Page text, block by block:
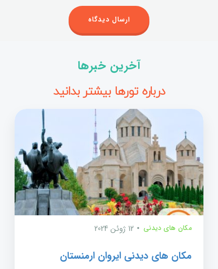
آخرین خبرها
درباره تورها بیشتر بدانید
مکان های دیدنی 12 ژوئن 2024
مکان های دیدنی ایروان ارمنستان